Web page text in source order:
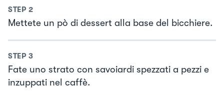
STEP 2
Mettete un pò di dessert alla base del bicchiere.
STEP 3
Fate uno strato con savoiardi spezzati a pezzi e
inzuppati nel caffè.